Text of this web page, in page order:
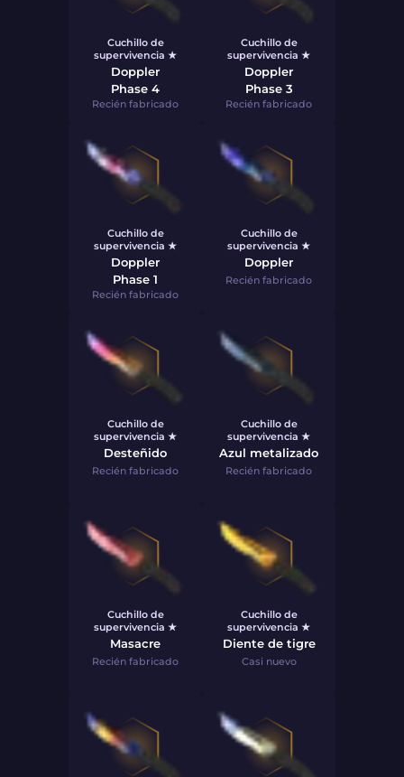
Cuchillo de
supervivencia ★
Doppler
Phase 4
Recién fabricado
Cuchillo de
supervivencia ★
Doppler
Phase 3
Recién fabricado
Cuchillo de
supervivencia ★
Doppler
Phase 1
Recién fabricado
Cuchillo de
supervivencia ★
Doppler
Recién fabricado
Cuchillo de
supervivencia ★
Desteñido
Recién fabricado
Cuchillo de
supervivencia ★
Azul metalizado
Recién fabricado
Cuchillo de
supervivencia ★
Masacre
Recién fabricado
Cuchillo de
supervivencia ★
Diente de tigre
Casi nuevo